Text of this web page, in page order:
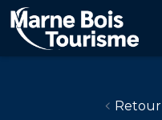
Aller
au
contenu
principal
Retour